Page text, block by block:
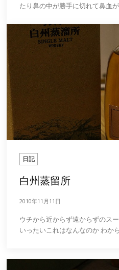
たり鼻の中が勝手に切れて鼻血
日記
白州蒸留所
2010年11月11日
ウチから近からず遠からずのス